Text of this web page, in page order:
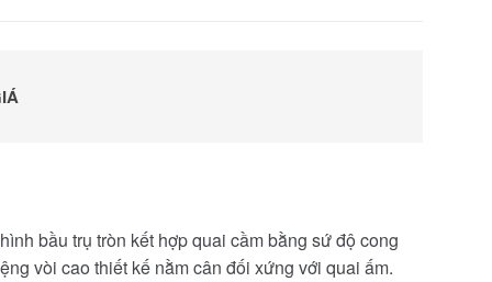
bầu trụ tròn kết hợp quai cầm bằng sứ độ cong
vòi cao thiết kế nằm cân đối xứng với quai ấm.